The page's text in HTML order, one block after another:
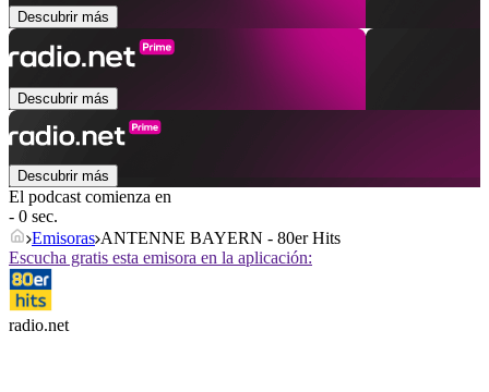
Descubrir más
Descubrir más
Descubrir más
El podcast comienza en
- 0 sec.
Emisoras ANTENNE BAYERN - 80er Hits
Escucha gratis esta emisora en la aplicación:
radio.net